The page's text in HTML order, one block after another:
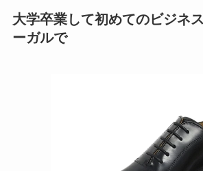
大学卒業して初めてのビジネ
ーガルで